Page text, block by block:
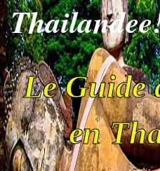
Le Guide
en